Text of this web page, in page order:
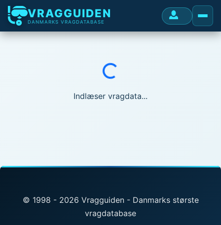
VRAGGUIDEN
DANMARKS VRAGDATABASE
Indlæser...
Indlæser vragdata...
© 1998 - 2026 Vragguiden - Danmarks største
vragdatabase